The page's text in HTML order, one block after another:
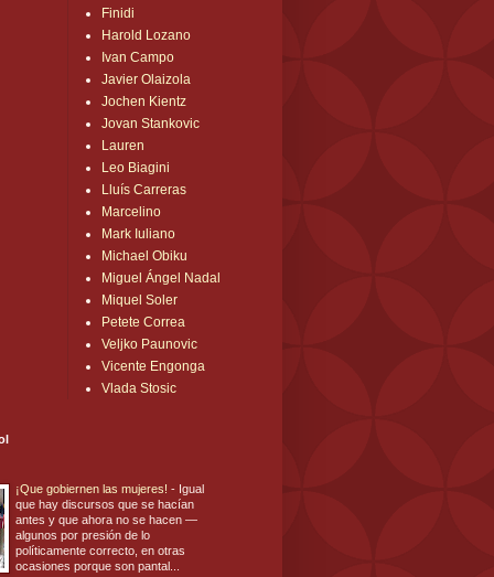
Finidi
Harold Lozano
Ivan Campo
Javier Olaizola
Jochen Kientz
Jovan Stankovic
Lauren
Leo Biagini
Lluís Carreras
Marcelino
Mark Iuliano
Michael Obiku
Miguel Ángel Nadal
Miquel Soler
Petete Correa
Veljko Paunovic
Vicente Engonga
Vlada Stosic
¡Que gobiernen las mujeres! - Igual
que hay discursos que se hacían
antes y que ahora no se hacen —
algunos por presión de lo
políticamente correcto, en otras
ocasiones porque son pantal...